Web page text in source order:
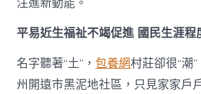
注進新動能。
平易近生福祉不竭促進 國民生涯程
名字聽著“土”，包養網村莊卻很“潮
州開遠市黑泥地社區，只見家家戶